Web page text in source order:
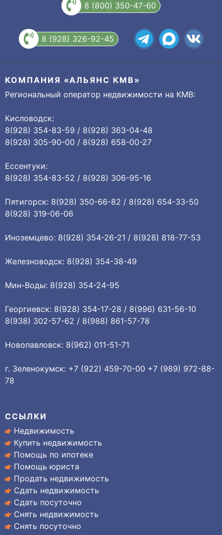
8 (800) 350-47-60
8 (928) 326-92-45
КОМПАНИЯ «АЛЬЯНС КМВ»
Региональный оператор недвижимости на КМВ:
Кисловодск:
8(928) 354-83-59 / 8(928) 363-04-48
8(928) 305-90-00 / 8(928) 658-00-27
Ессентуки:
8(928) 354-83-52 / 8(928) 306-95-16
Пятигорск: 8(928) 350-66-82 / 8(928) 654-33-50
8(928) 319-06-06
Иноземцево: 8(928) 354-26-21 / 8(928) 818-77-53
Железноводск: 8(928) 354-38-49
Мин-Воды: 8(928) 354-24-95
Георгиевск: 8(928) 354-17-28 / 8(996) 631-56-10
8(938) 302-57-62 / 8(988) 861-57-78
Новопавловск: 8(962) 011-51-71
г. Зеленокумск: +7 (922) 459-70-00 +7 (989) 972-88-
78
ССЫЛКИ
Недвижимость
Купить недвижимость
Помощь по ипотеке
Помощь юриста
Продать недвижимость
Сдать недвижимость
Сдать посуточно
Снять недвижимость
Снять посуточно